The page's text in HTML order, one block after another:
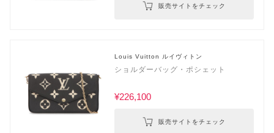
販売サイトをチェック
Louis Vuitton ルイヴィトン
ショルダーバッグ・ポシェット
¥226,100
販売サイトをチェック